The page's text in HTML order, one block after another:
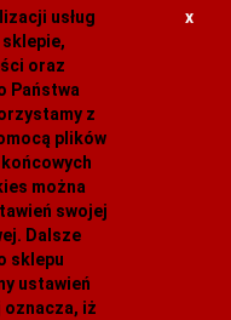
usług
oraz
Państwa
z
plików
można
swojej
Dalsze
sklepu
ustawień
iż
x